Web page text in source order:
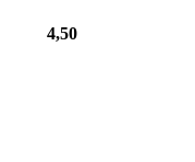
4,50